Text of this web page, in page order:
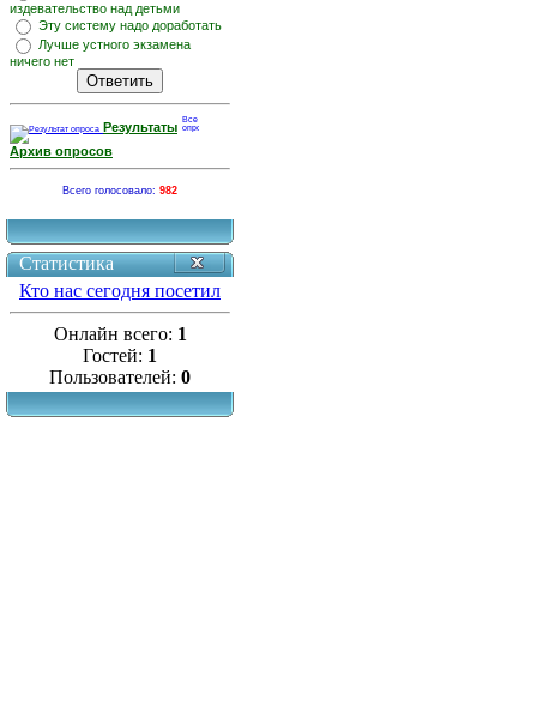
издевательство над детьми
Эту систему надо доработать
Лучше устного экзамена
ничего нет
Результаты
Архив опросов
Всего голосовало: 982
Статистика
Кто нас сегодня посетил
Онлайн всего: 1
Гостей: 1
Пользователей: 0